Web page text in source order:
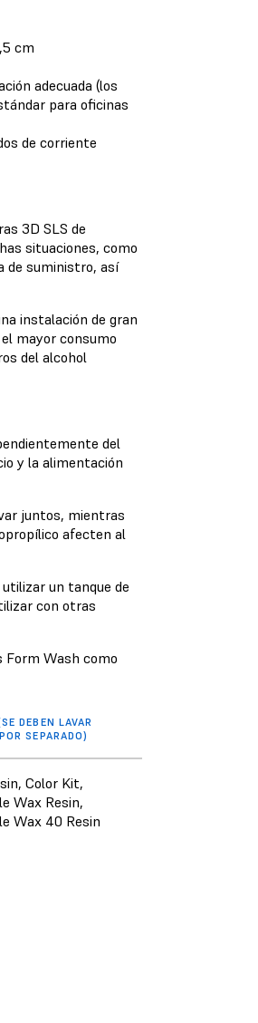
cm
adecuada (los
para oficinas
de corriente
3D SLS de
situaciones, como
de suministro, así
instalación de gran
mayor consumo
del alcohol
del
y la alimentación
juntos, mientras
afecten al
un tanque de
con otras
Form Wash como
DEBEN LAVAR
SEPARADO)
Color Kit,
Wax Resin,
Wax 40 Resin